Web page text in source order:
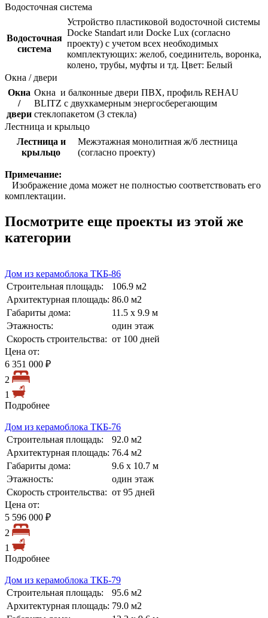
Водосточная система
Водосточная
система
Устройство пластиковой водосточной системы
Docke Standart или Docke Lux (согласно
проекту) с учетом всех необходимых
комплектующих: желоб, соединитель, воронка,
колено, трубы, муфты и тд. Цвет: Белый
Окна / двери
Окна
/
двери
Окна и балконные двери ПВХ, профиль REHAU
BLITZ с двухкамерным энергосберегающим
стеклопакетом (3 стекла)
Лестница и крыльцо
Лестница и
крыльцо
Межэтажная монолитная ж/б лестница
(согласно проекту)
Примечание:
Изображение дома может не полностью соответствовать его
комплектации.
Посмотрите еще проекты из этой же
категории
Дом из керамоблока ТКБ-86
Строительная площадь:
106.9 м2
Архитектурная площадь: 86.0 м2
Габариты дома:
11.5 х 9.9 м
Этажность:
один этаж
Скорость строительства: от 100 дней
Цена от:
6 351 000 ₽
2
1
Подробнее
Дом из керамоблока ТКБ-76
Строительная площадь:
92.0 м2
Архитектурная площадь: 76.4 м2
Габариты дома:
9.6 х 10.7 м
Этажность:
один этаж
Скорость строительства: от 95 дней
Цена от:
5 596 000 ₽
2
1
Подробнее
Дом из керамоблока ТКБ-79
Строительная площадь:
95.6 м2
Архитектурная площадь: 79.0 м2